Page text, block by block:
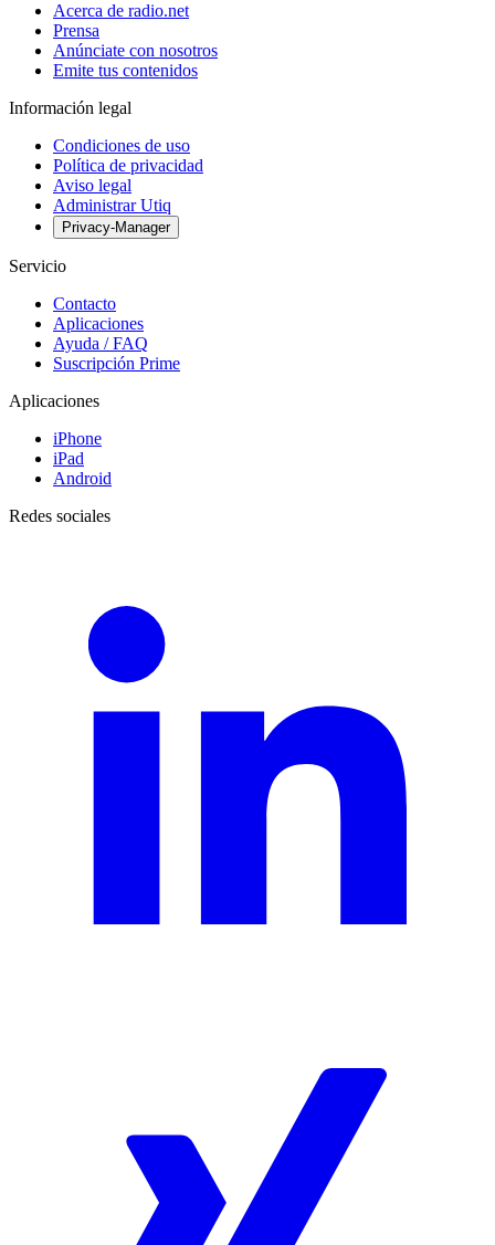
Acerca de radio.net
Prensa
Anúnciate con nosotros
Emite tus contenidos
Información legal
Condiciones de uso
Política de privacidad
Aviso legal
Administrar Utiq
Privacy-Manager
Servicio
Contacto
Aplicaciones
Ayuda / FAQ
Suscripción Prime
Aplicaciones
iPhone
iPad
Android
Redes sociales